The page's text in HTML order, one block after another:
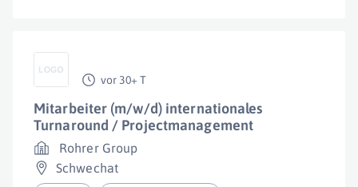
vor 30+ T
Mitarbeiter (m/w/d) internationales
Turnaround / Projectmanagement
Rohrer Group
Schwechat